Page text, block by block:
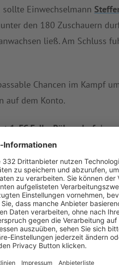
sollte Einwechselmann
unter den 180 Zuschauern
ließ. Am Schluss
Chancen im Kampf
auf dem Konto.
1. FC Falke Röbersdorfden
Niederlagen.
Sonntag daheim
DJK Stappenbach I/ SC-DJK